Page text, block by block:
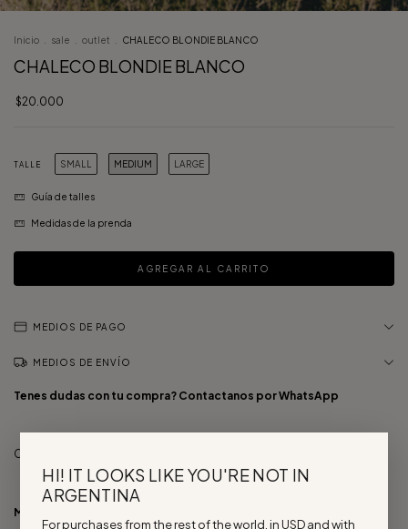
Inicio sale outlet CHALECO BLONDIE BLANCO
CHALECO BLONDIE BLANCO
$20.000
TALLE SMALL MEDIUM LARGE
Guía de talles
Medidas de la prenda
MEDIOS DE PAGO
MEDIOS DE ENVÍO
Tenes dudas con tu compra? Contactanos porWhatsApp
Chaleco de lino doble tela con tiritas para atar.
Medidas de referencia:
HI! IT LOOKS LIKE YOU'RE NOT IN
ARGENTINA
For purchases from the rest of the world, in USD and with